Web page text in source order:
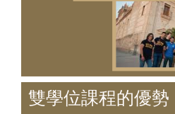
雙學位課程的優勢